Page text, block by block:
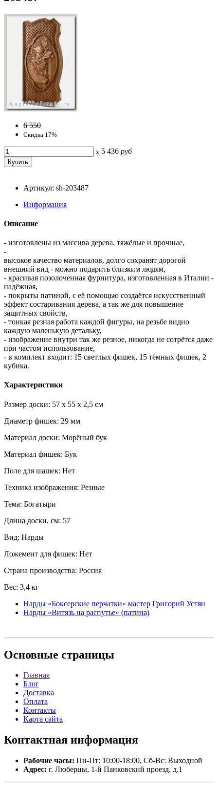
6 550
Скидка 17%
x 5 436 руб
Артикул: sh-203487
Информация
Описание
- изготовлены из массива дерева, тяжёлые и прочные,
-
высокое качество материалов, долго сохранят дорогой
внешний вид - можно подарить близким людям,
- красивая позолоченная фурнитура, изготовленная в Италии -
надёжная,
- покрыты патиной, с её помощью создаётся искусственный
эффект состаривания дерева, а так же для повышение
защитных свойств,
- тонкая резная работа каждой фигуры, на резьбе видно
каждую маленькую детальку,
- изображение внутри так же резное, никогда не сотрётся даже
при частом использование,
- в комплект входит: 15 светлых фишек, 15 тёмных фишек, 2
кубика.
Характеристики
Размер доски: 57 x 55 x 2,5 см
Диаметр фишек: 29 мм
Материал доски: Морёный бук
Материал фишек: Бук
Поле для шашек: Нет
Техника изображения: Резные
Тема: Богатыри
Длина доски, см: 57
Вид: Нарды
Ложемент для фишек: Нет
Страна производства: Россия
Вес: 3,4 кг
Нарды «Боксерские перчатки» мастер Григорий Устян
Нарды «Витязь на распутье» (патина)
Основные страницы
Главная
Блог
Доставка
Оплата
Контакты
Карта сайта
Контактная информация
Рабочие часы: Пн-Пт: 10:00-18:00, Сб-Вс: Выходной
Адрес: г. Люберцы, 1-й Панковский проезд. д.1